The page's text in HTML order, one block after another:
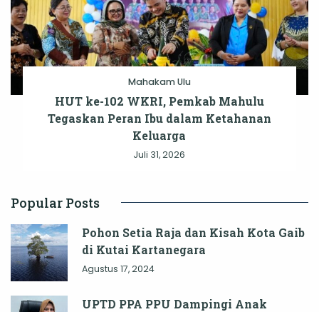
Mahakam Ulu
HUT ke-102 WKRI, Pemkab Mahulu
Tegaskan Peran Ibu dalam Ketahanan
Keluarga
Juli 31, 2026
Popular Posts
Pohon Setia Raja dan Kisah Kota Gaib
di Kutai Kartanegara
Agustus 17, 2024
UPTD PPA PPU Dampingi Anak